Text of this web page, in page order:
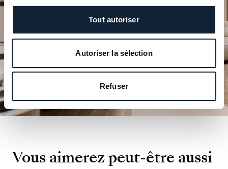
Tout autoriser
Autoriser la sélection
Refuser
PLANIFIER VOTRE VISITE
Vous aimerez peut-être aussi